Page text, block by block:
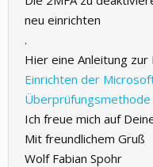
neu einrichten
.
Hier eine Anleitung zur
Einrichten der
Ich freue mich auf
Mit freundlichem Gruß
Wolf Fabian Spohr